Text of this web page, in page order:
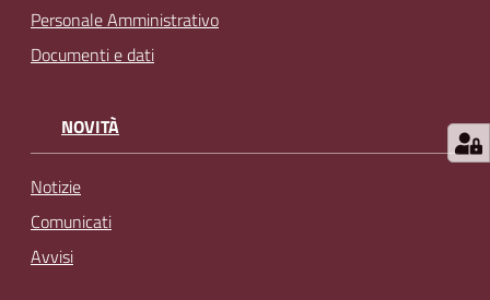
Personale Amministrativo
Documenti e dati
NOVITÀ
Notizie
Comunicati
Avvisi